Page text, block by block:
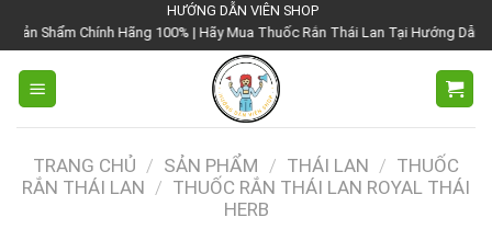
đến
nội
dung
HƯỚNG DẪN VIÊN SHOP
Hãng 100% | Hãy Mua Thuốc Rắn Thái Lan Tại Hướng Dẫn Viên Shop | Với
TRANG CHỦ / SẢN PHẨM / THÁI LAN / THUỐC
RẮN THÁI LAN / THUỐC RẮN THÁI LAN ROYAL THÁI
HERB